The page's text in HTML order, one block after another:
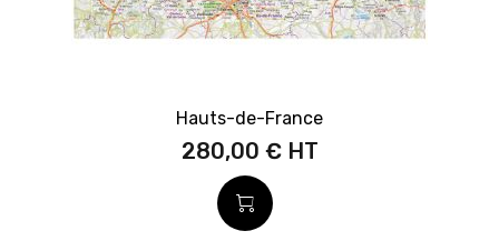
Hauts-de-France
280,00 €